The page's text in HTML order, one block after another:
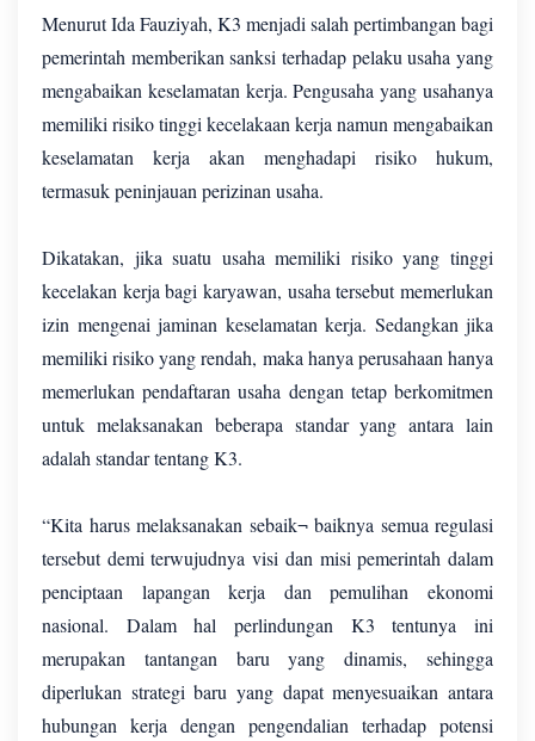
Menurut Ida Fauziyah, K3 menjadi salah pertimbangan bagi
pemerintah memberikan sanksi terhadap pelaku usaha yang
mengabaikan keselamatan kerja. Pengusaha yang usahanya
memiliki risiko tinggi kecelakaan kerja namun mengabaikan
keselamatan kerja akan menghadapi risiko hukum,
termasuk peninjauan perizinan usaha.
Dikatakan, jika suatu usaha memiliki risiko yang tinggi
kecelakan kerja bagi karyawan, usaha tersebut memerlukan
izin mengenai jaminan keselamatan kerja. Sedangkan jika
memiliki risiko yang rendah, maka hanya perusahaan hanya
memerlukan pendaftaran usaha dengan tetap berkomitmen
untuk melaksanakan beberapa standar yang antara lain
adalah standar tentang K3.
“Kita harus melaksanakan sebaik¬ baiknya semua regulasi
tersebut demi terwujudnya visi dan misi pemerintah dalam
penciptaan lapangan kerja dan pemulihan ekonomi
nasional. Dalam hal perlindungan K3 tentunya ini
merupakan tantangan baru yang dinamis, sehingga
diperlukan strategi baru yang dapat menyesuaikan antara
hubungan kerja dengan pengendalian terhadap potensi